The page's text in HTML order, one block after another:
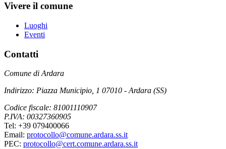
Vivere il comune
Luoghi
Eventi
Contatti
Comune di Ardara
Indirizzo: Piazza Municipio, 1 07010 - Ardara (SS)
Codice fiscale: 81001110907
P.IVA: 00327360905
Tel: +39 079400066
Email: protocollo@comune.ardara.ss.it
PEC: protocollo@cert.comune.ardara.ss.it